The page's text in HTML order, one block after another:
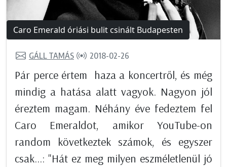
Caro Emerald óriási bulit csinált Budapesten
GÁLL TAMÁS 2018-02-26
Pár perce értem haza a koncertről, és még
mindig a hatása alatt vagyok. Nagyon jól
éreztem magam. Néhány éve fedeztem fel
Caro Emeraldot, amikor YouTube-on
random következtek számok, és egyszer
csak...: "Hát ez meg milyen eszméletlenül jó